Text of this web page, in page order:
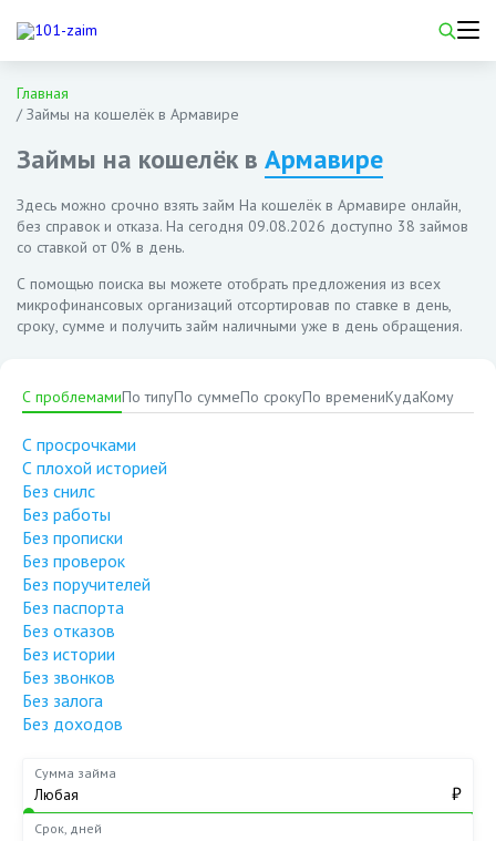
Главная
/Займы на кошелёк в Армавире
Займы на кошелёк в Армавире
Здесь можно срочно взять займ На кошелёк в Армавире онлайн,
без справок и отказа. На сегодня 09.08.2026 доступно 38 займов
со ставкой от 0% в день.
С помощью поиска вы можете отобрать предложения из всех
микрофинансовых организаций отсортировав по ставке в день,
сроку, сумме и получить займ наличными уже в день обращения.
С проблемамиПо типуПо суммеПо срокуПо времениКудаКому
С просрочками
С плохой историей
Без снилс
Без работы
Без прописки
Без проверок
Без поручителей
Без паспорта
Без отказов
Без истории
Без звонков
Без залога
Без доходов
Сумма займа
₽
Срок, дней